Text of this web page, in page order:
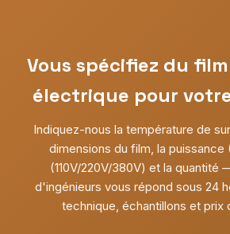
Vous spécifiez du
électrique pour
Indiquez-nous la température de
dimensions du film, la puissance
(110V/220V/380V) et la quantité
d'ingénieurs vous répond sous 24
technique, échantillons et prix